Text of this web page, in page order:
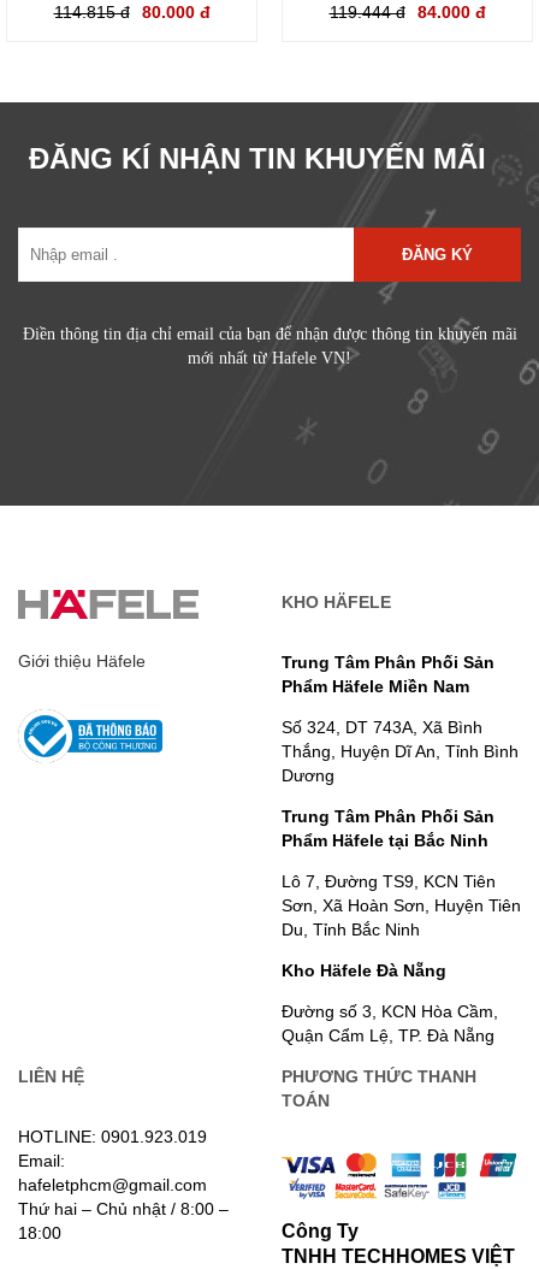
114.815 đ 80.000 đ 119.444 đ 84.000 đ
ĐĂNG KÍ NHẬN TIN KHUYẾN MÃI
ĐĂNG KÝ
Điền thông tin địa chỉ email của bạn để nhận được thông tin khuyến mãi
mới nhất từ Hafele VN!
Giới thiệu Häfele
KHO HÄFELE
Trung Tâm Phân Phối Sản
Phẩm Häfele Miền Nam
Số 324, DT 743A, Xã Bình
Thắng, Huyện Dĩ An, Tỉnh Bình
Dương
Trung Tâm Phân Phối Sản
Phẩm Häfele tại Bắc Ninh
Lô 7, Đường TS9, KCN Tiên
Sơn, Xã Hoàn Sơn, Huyện Tiên
Du, Tỉnh Bắc Ninh
Kho Häfele Đà Nẵng
Đường số 3, KCN Hòa Cầm,
Quận Cẩm Lệ, TP. Đà Nẵng
LIÊN HỆ
HOTLINE: 0901.923.019
Email:
hafeletphcm@gmail.com
Thứ hai – Chủ nhật / 8:00 –
18:00
PHƯƠNG THỨC THANH
TOÁN
Công Ty
TNHH TECHHOMES VIỆT